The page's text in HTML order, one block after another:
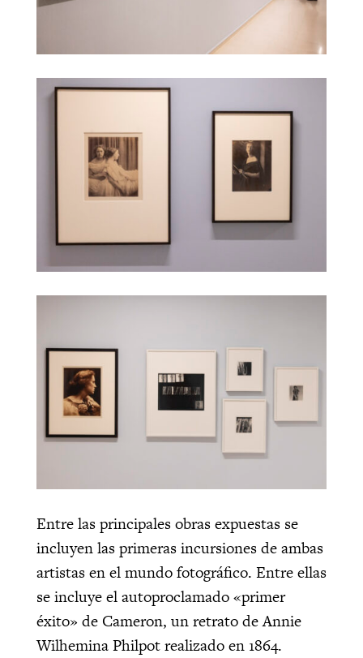
Entre las principales obras expuestas se
incluyen las primeras incursiones de ambas
artistas en el mundo fotográfico. Entre ellas
se incluye el autoproclamado «primer
éxito» de Cameron, un retrato de Annie
Wilhemina Philpot realizado en 1864.